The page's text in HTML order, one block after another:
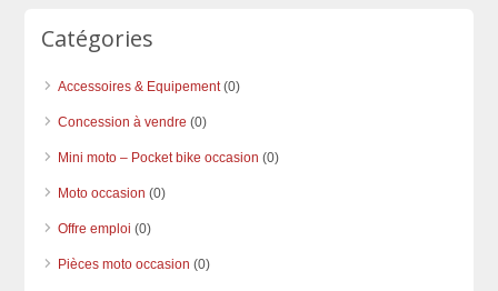
Catégories
Accessoires & Equipement(0)
Concession à vendre (0)
Mini moto – Pocket bike occasion (0)
Moto occasion (0)
Offre emploi (0)
Pièces moto occasion (0)